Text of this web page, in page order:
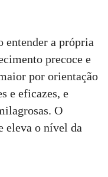
entender a própria
precoce e
por orientação
e eficazes, e
O
eleva o nível da